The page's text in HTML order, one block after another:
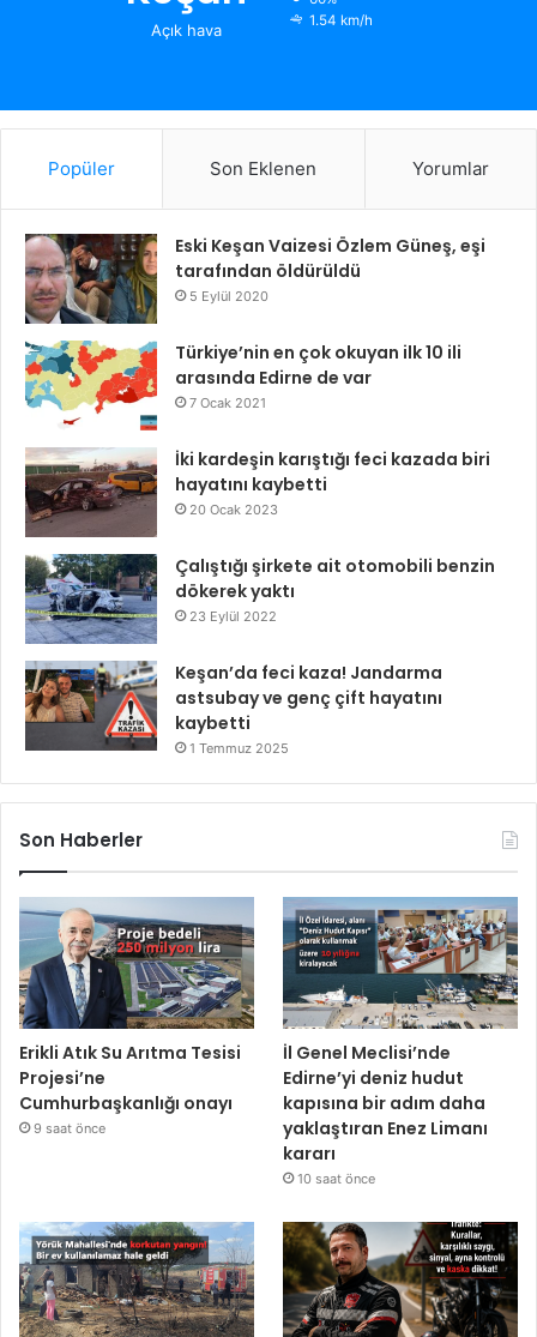
Açık hava
1.54 km/h
Popüler Son Eklenen Yorumlar
Eski Keşan Vaizesi Özlem Güneş, eşi
tarafından öldürüldü
5 Eylül 2020
Türkiye’nin en çok okuyan ilk 10 ili
arasında Edirne de var
7 Ocak 2021
İki kardeşin karıştığı feci kazada biri
hayatını kaybetti
20 Ocak 2023
Çalıştığı şirkete ait otomobili benzin
dökerek yaktı
23 Eylül 2022
Keşan’da feci kaza! Jandarma
astsubay ve genç çift hayatını
kaybetti
1 Temmuz 2025
Son Haberler
Erikli Atık Su Arıtma Tesisi
Projesi’ne
Cumhurbaşkanlığı onayı
9 saat önce
İl Genel Meclisi’nde
Edirne’yi deniz hudut
kapısına bir adım daha
yaklaştıran Enez Limanı
kararı
10 saat önce